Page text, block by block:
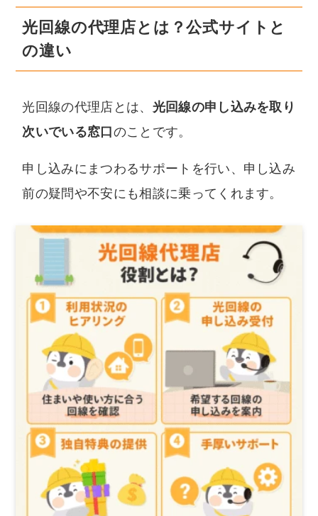
光回線の代理店とは？公式サイトと
の違い
光回線の代理店とは、 光回線の申し込みを取り
次いでいる窓口のことです。
申し込みにまつわるサポートを行い、申し込み
前の疑問や不安にも相談に乗ってくれます。